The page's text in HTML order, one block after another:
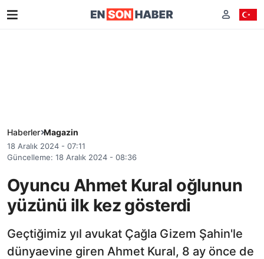
Haberler Magazin
18 Aralık 2024 - 07:11
Güncelleme: 18 Aralık 2024 - 08:36
Oyuncu Ahmet Kural oğlunun
yüzünü ilk kez gösterdi
Geçtiğimiz yıl avukat Çağla Gizem Şahin'le
dünyaevine giren Ahmet Kural, 8 ay önce de